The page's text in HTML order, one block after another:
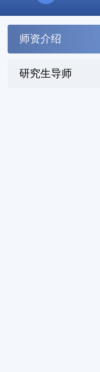
师资介绍
研究生导师